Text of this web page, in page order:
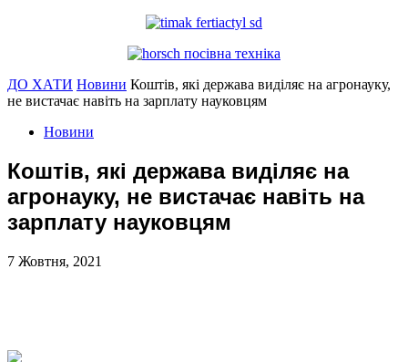
ДО ХАТИ Новини Коштів, які держава виділяє на агронауку,
не вистачає навіть на зарплату науковцям
Новини
Коштів, які держава виділяє на
агронауку, не вистачає навіть на
зарплату науковцям
7 Жовтня, 2021